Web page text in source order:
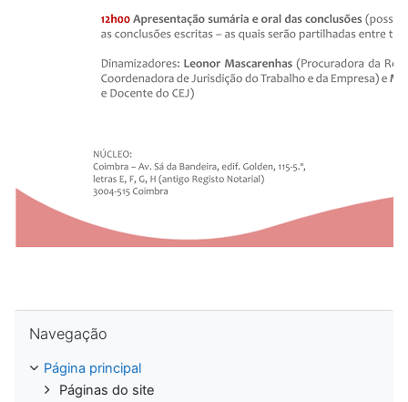
Navegação
Página principal
Páginas do site